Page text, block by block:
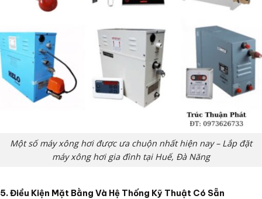
Một số máy xông hơi được ưa chuộn nhất hiện nay – Lắp đặt
máy xông hơi gia đình tại Huế, Đà Năng
5. Điều Kiện Mặt Bằng Và Hệ Thống Kỹ Thuật Có Sẵn